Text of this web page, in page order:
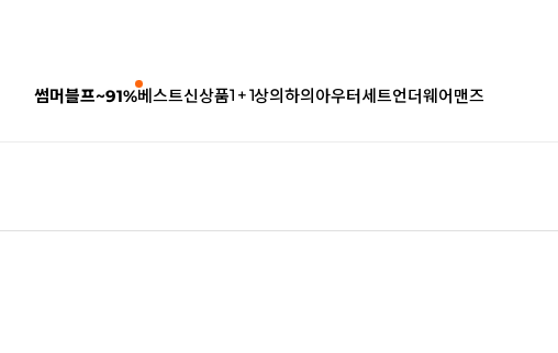
썸머블프~91%베스트신상품1 + 1상의하의아우터세트언더웨어맨즈